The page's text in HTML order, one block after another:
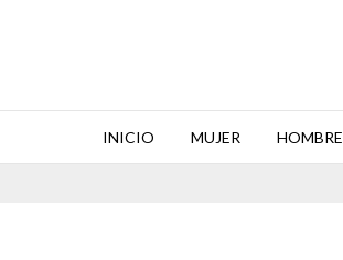
INICIO MUJER HOMBRE